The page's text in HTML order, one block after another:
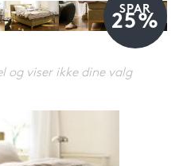
og viser ikke dine valg
SPAR
25%